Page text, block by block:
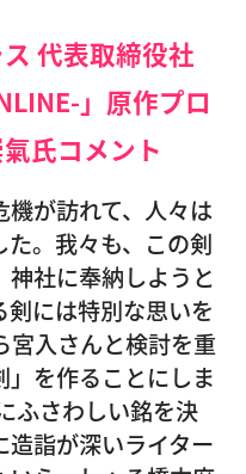
代表取締役社
」原作プロ
氏コメント
が訪れて、人々は
。我々も、この剣
社に奉納しようと
には特別な思いを
宮入さんと検討を重
を作ることにしま
ふさわしい銘を決
詣が深いライター